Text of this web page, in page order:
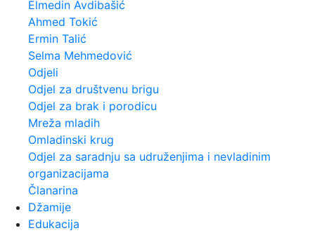
Elmedin Avdibašić
Ahmed Tokić
Ermin Talić
Selma Mehmedović
Odjeli
Odjel za društvenu brigu
Odjel za brak i porodicu
Mreža mladih
Omladinski krug
Odjel za saradnju sa udruženjima i nevladinim
organizacijama
Članarina
Džamije
Edukacija